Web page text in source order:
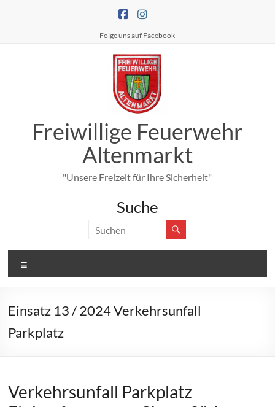
Folge uns auf Facebook
Freiwillige Feuerwehr
Altenmarkt
"Unsere Freizeit für Ihre Sicherheit"
Suche
Einsatz 13 / 2024 Verkehrsunfall
Parkplatz
Verkehrsunfall Parkplatz